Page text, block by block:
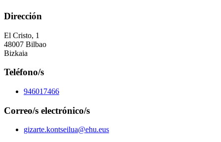
Dirección
El Cristo, 1
48007 Bilbao
Bizkaia
Teléfono/s
946017466
Correo/s electrónico/s
gizarte.kontseilua@ehu.eus